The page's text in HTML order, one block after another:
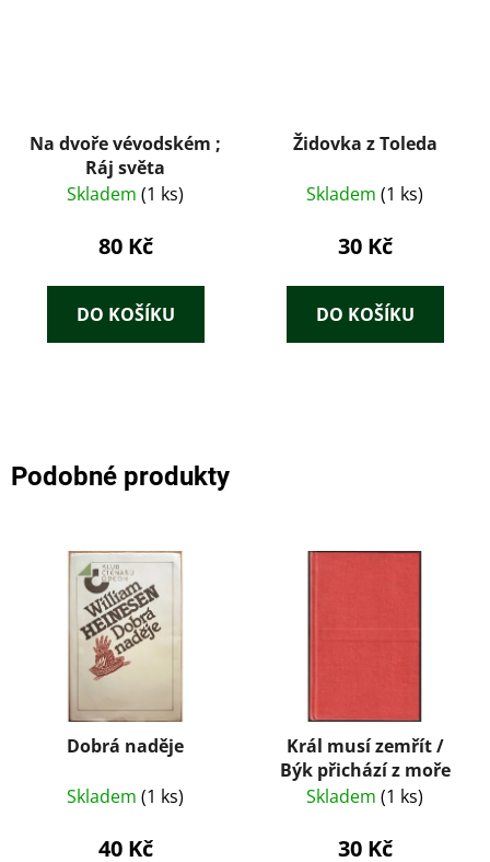
Na dvoře vévodském ;
Ráj světa
Skladem (1 ks)
80 Kč
DO KOŠÍKU
Židovka z Toleda
Skladem (1 ks)
30 Kč
DO KOŠÍKU
Podobné produkty
Dobrá naděje
Skladem (1 ks)
40 Kč
Král musí zemřít /
Býk přichází z moře
Skladem (1 ks)
30 Kč